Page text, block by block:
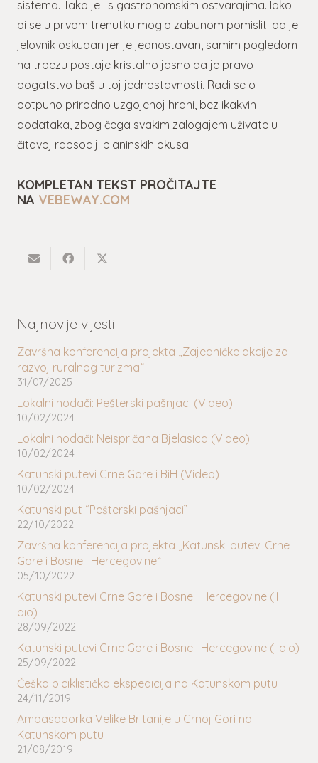
sistema. Tako je i s gastronomskim ostvarajima. Iako
bi se u prvom trenutku moglo zabunom pomisliti da je
jelovnik oskudan jer je jednostavan, samim pogledom
na trpezu postaje kristalno jasno da je pravo
bogatstvo baš u toj jednostavnosti. Radi se o
potpuno prirodno uzgojenoj hrani, bez ikakvih
dodataka, zbog čega svakim zalogajem uživate u
čitavoj rapsodiji planinskih okusa.
KOMPLETAN TEKST PROČITAJTE
NA VEBEWAY.COM
Najnovije vijesti
Završna konferencija projekta „Zajedničke akcije za
razvoj ruralnog turizma“
31/07/2025
Lokalni hodači: Pešterski pašnjaci (Video)
10/02/2024
Lokalni hodači: Neispričana Bjelasica (Video)
10/02/2024
Katunski putevi Crne Gore i BiH (Video)
10/02/2024
Katunski put “Pešterski pašnjaci”
22/10/2022
Završna konferencija projekta „Katunski putevi Crne
Gore i Bosne i Hercegovine“
05/10/2022
Katunski putevi Crne Gore i Bosne i Hercegovine (II
dio)
28/09/2022
Katunski putevi Crne Gore i Bosne i Hercegovine (I dio)
25/09/2022
Češka biciklistička ekspedicija na Katunskom putu
24/11/2019
Ambasadorka Velike Britanije u Crnoj Gori na
Katunskom putu
21/08/2019